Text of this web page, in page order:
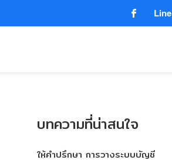
Line
บทความที่น่าสนใจ
ให้คำปรึกษา การวางระบบบัญชี